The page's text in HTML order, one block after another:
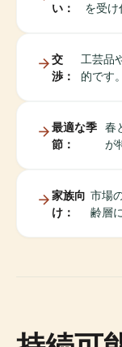
い：
を受け
交
渉：
工芸品
的です。
最適な季
節：
春
が
家族向
け：
市場
齢層